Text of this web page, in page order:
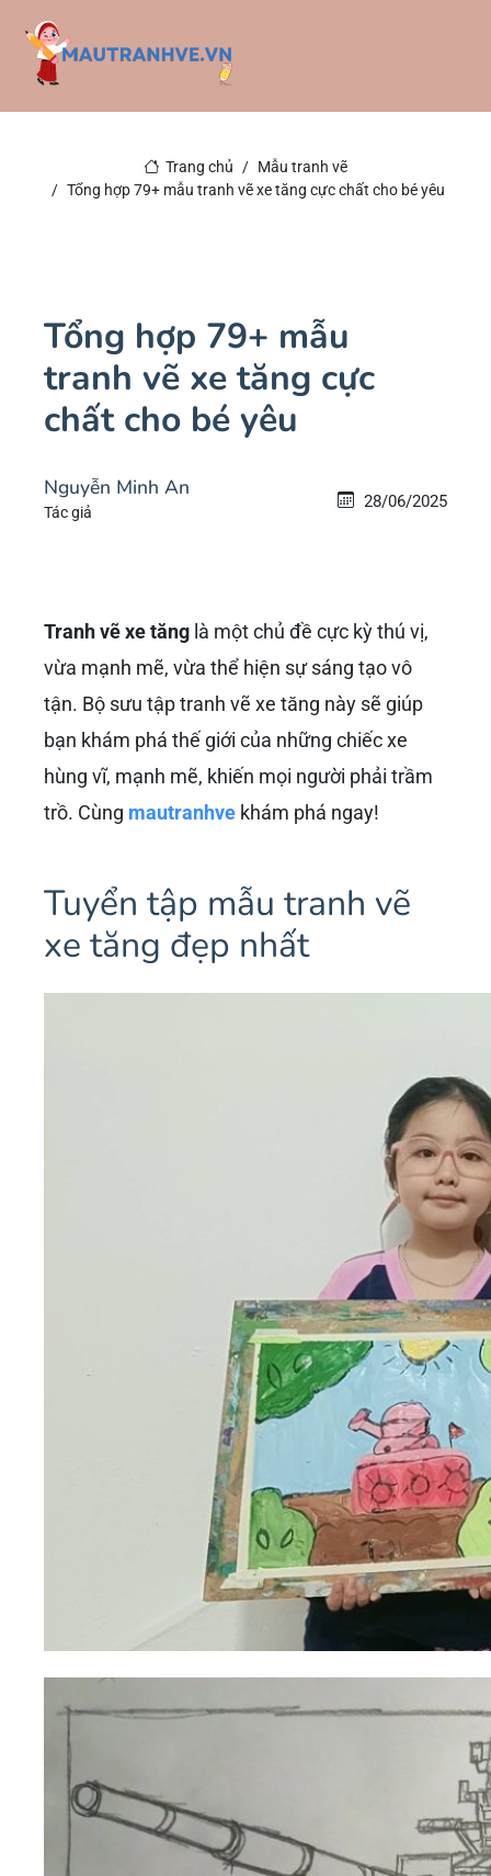
Trang chủ
Mẫu tranh vẽ
Tổng hợp 79+ mẫu tranh vẽ xe tăng cực chất cho bé yêu
Tổng hợp 79+ mẫu
tranh vẽ xe tăng cực
chất cho bé yêu
Nguyễn Minh An
Tác giả
28/06/2025
Tranh vẽ xe tăng là một chủ đề cực kỳ thú vị,
vừa mạnh mẽ, vừa thể hiện sự sáng tạo vô
tận. Bộ sưu tập tranh vẽ xe tăng này sẽ giúp
bạn khám phá thế giới của những chiếc xe
hùng vĩ, mạnh mẽ, khiến mọi người phải trầm
trồ. Cùng mautranhve khám phá ngay!
Tuyển tập mẫu tranh vẽ
xe tăng đẹp nhất